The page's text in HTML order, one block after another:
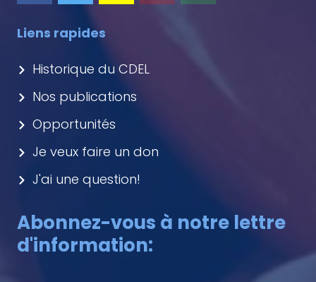
Liens rapides
Historique du CDEL
Nos publications
Opportunités
Je veux faire un don
J'ai une question!
Abonnez-vous à notre lettre
d'information: